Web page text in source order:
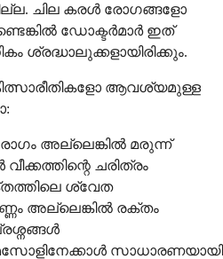
ചില കരൾ രോഗങ്ങളോ
ഡോക്ടർമാർ ഇത്
ശ്രദ്ധാലുക്കളായിരിക്കും.
ആവശ്യമുള്ള
അല്ലെങ്കിൽ മരുന്ന്
ചരിത്രം
ശ്വേത
അല്ലെങ്കിൽ രക്തം
സാധാരണയായി